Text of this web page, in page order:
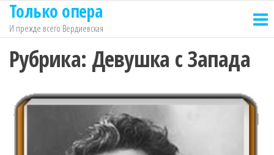
Перейти
содержимому
Только опера
И прежде всего Вердиевская
Рубрика: Девушка с Запада